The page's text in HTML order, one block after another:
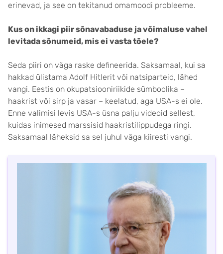
erinevad, ja see on tekitanud omamoodi probleeme.
Kus on ikkagi piir sõnavabaduse ja võimaluse vahel
levitada sõnumeid, mis ei vasta tõele?
Seda piiri on väga raske defineerida. Saksamaal, kui sa
hakkad ülistama Adolf Hitlerit või natsiparteid, lähed
vangi. Eestis on okupatsiooniriikide sümboolika –
haakrist või sirp ja vasar – keelatud, aga USA-s ei ole.
Enne valimisi levis USA-s üsna palju videoid sellest,
kuidas inimesed marssisid haakristilippudega ringi.
Saksamaal läheksid sa sel juhul väga kiiresti vangi.